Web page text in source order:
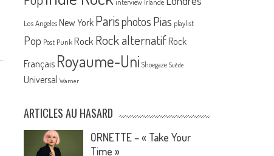
interview Irlande
Los Angeles New York Parisphotos Pias playlist
Pop Post Punk Rock Rock alternatif Rock
Français Royaume-Uni Shoegaze Suède
Universal Warner
ARTICLES AU HASARD
ORNETTE – « Take Your
Time »